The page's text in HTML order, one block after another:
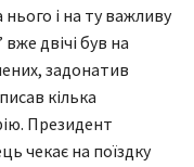
і на ту важливу
двічі був на
задонатив
кілька
Президент
чекає на поїздку